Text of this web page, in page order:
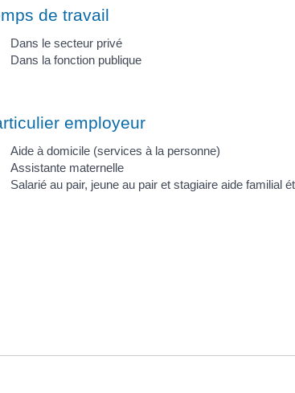
de travail
Dans le secteur privé
Dans la fonction publique
employeur
Aide à domicile (services à la personne)
Assistante maternelle
Salarié au pair, jeune au pair et stagiaire aide familial